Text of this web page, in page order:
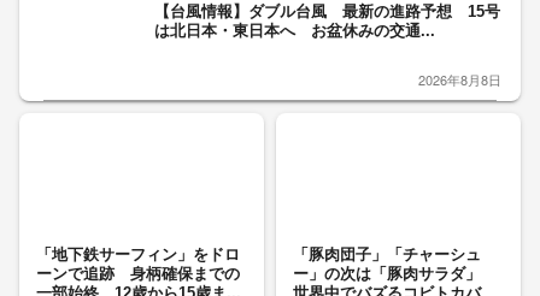
【台風情報】ダブル台風 最新の進路予想 15号
は北日本・東日本へ お盆休みの交通...
2026年8月8日
「地下鉄サーフィン」をドロ
ーンで追跡 身柄確保までの
「豚肉団子」「チャーシュ
ー」の次は「豚肉サラダ」